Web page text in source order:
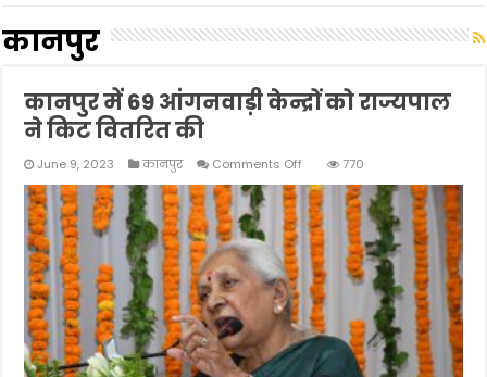
कानपुर
कानपुर में 69 आंगनवाड़ी केन्द्रों को राज्यपाल
ने किट वितरित की
June 9, 2023 कानपुर Comments Off
कानपुर
में
69
आंगनवाड़ी
केन्द्रों
को
राज्यपाल
ने
किट
वितरित
की
770